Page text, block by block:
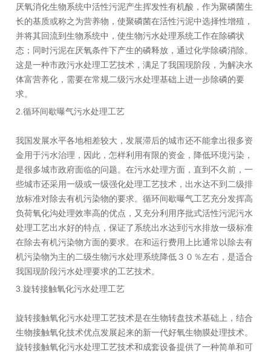
厌氧消化生物系统中活性污泥产生挥发性有机酸，作为聚磷菌生
长的基质或称之为营养物，使聚磷菌在活性污泥中选择性增殖，
并将其回流到生物系统中，使生物污水处理系统工作在除磷状
态；同时污泥在厌氧条件下产生的磷释放，通过化学除磷消除。
这是一种市政污水处理工艺技术，满足了我国现阶段，为解决水
体富营养化，需要在常规二级污水处理基础上进一步除磷的要
求。
2.循环间歇曝气污水处理工艺
我国发展水平各地相差较大，发展滞后的城市还不能拿出很多资
金用于污水治理，因此，怎样利用有限的资金，降低环境污染，
是很多城市政府面临的问题。在污水处理方面，直到不久前，一
些城市还采用一级或一级强化处理工艺技术，出水达不到二级排
放标准对除去有机污染物的要求。循环间歇曝气工艺充分发挥高
负荷氧化沟处理效率高的优点，又充分利用序批式活性污泥污水
处理工艺出水好的特点，保证了系统出水达到污水排放一级标准
在除去有机污染物方面的要求。在和运行费用上比通常以除去有
机污染物为主的二级生物污水处理系统降低３０％左右，是适合
我国现阶段污水处理要求的工艺技术。
3.旋转接触氧化污水处理工艺
旋转接触氧化污水处理工艺技术是在生物转盘技术基础上，结合
生物接触氧化技术优点发展起来的新一代好氧生物膜处理技术。
旋转接触氧化污水处理工艺技术和成套设备提供了一种简单和可